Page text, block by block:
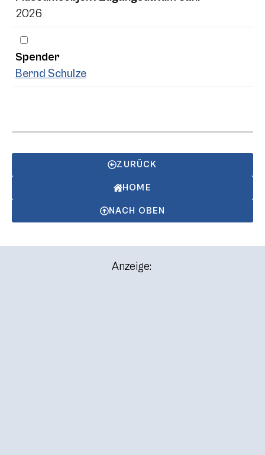
2026
Spender
Bernd Schulze
ZURÜCK
HOME
NACH OBEN
Anzeige: